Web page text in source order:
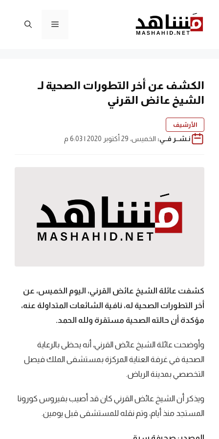
المحتوى
القائمة
الكشف عن أخر التطورات الصحية لـ
الشيخ عائض القرني
الأرشيف
نـشــر فــي: الخميس، 29 أكتوبر 2020 | 6:03 م
كشفت عائلة الشيخ عائض القرني، اليوم الخميس، عن
أخر التطورات الصحية له، نافية الشائعات المتداولة عنه،
مؤكدة أن حالته الصحية مستقرة ولله الحمد.
وأوضحت عائلة الشيخ عائض القرني، أنه يحظى بالرعاية
الصحية في غرفة العناية المركزة بمستشفى الملك فيصل
التخصصي بمدينة الرياض.
ويذكر أن الشيخ عائض القرني كان قد أصيب بفيروس كورونا
المستجد منذ أيام، وتم نقله للمستشفى قبل يومين.